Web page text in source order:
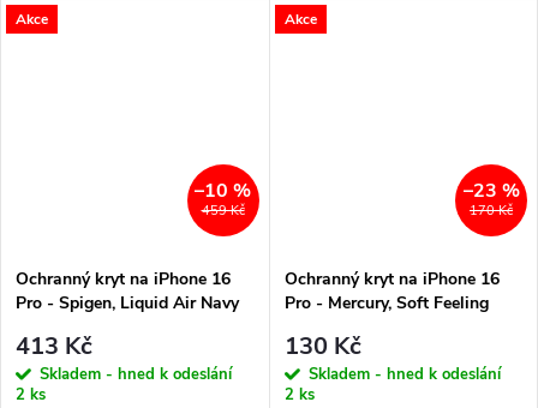
Akce
459 Kč
–10 %
Ochranný kryt na iPhone 16
Pro - Spigen, Liquid Air Navy
413 Kč
Skladem - hned k odeslání
2 ks
Akce
170 Kč
–23 %
Ochranný kryt na iPhone 16
Pro - Mercury, Soft Feeling
130 Kč
Skladem - hned k odeslání
2 ks